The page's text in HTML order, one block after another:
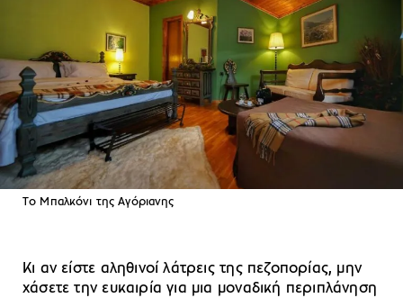
Tο Μπαλκόνι της Αγόριανης
Κι αν είστε αληθινοί λάτρεις της πεζοπορίας, μην
χάσετε την ευκαιρία για μια μοναδική περιπλάνηση